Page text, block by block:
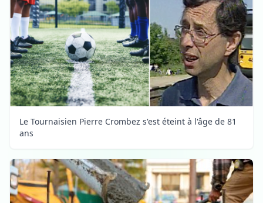
Le Tournaisien Pierre Crombez s'est éteint à l'âge de 81
ans